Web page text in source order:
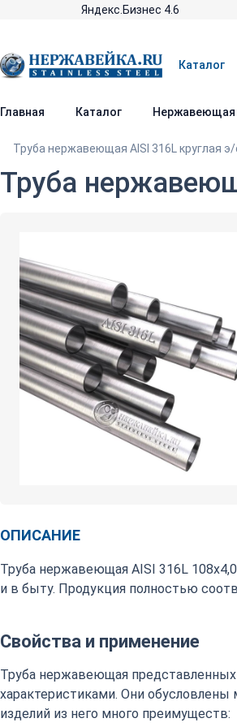
Яндекс.Бизнес 4.6
Каталог
Главная Каталог Нержавеющая
Труба нержавеющая AISI 316L круглая э/
Труба
ОПИСАНИЕ
Труба нержавеющая AISI 316L
и в быту. Продукция полностью
Свойства и применение
Труба нержавеющая
характеристиками. Они обусловлены
изделий из него много преимуществ: